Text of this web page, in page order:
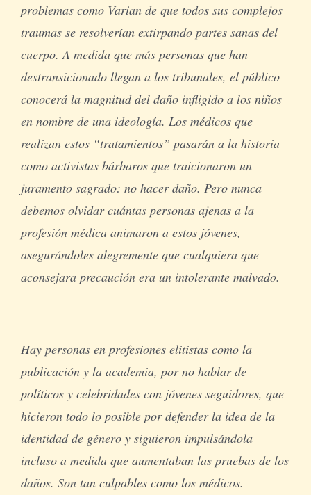
problemas como Varian de que todos sus complejos
traumas se resolverían extirpando partes sanas del
cuerpo. A medida que más personas que han
destransicionado llegan a los tribunales, el público
conocerá la magnitud del daño infligido a los niños
en nombre de una ideología. Los médicos que
realizan estos “tratamientos” pasarán a la historia
como activistas bárbaros que traicionaron un
juramento sagrado: no hacer daño. Pero nunca
debemos olvidar cuántas personas ajenas a la
profesión médica animaron a estos jóvenes,
asegurándoles alegremente que cualquiera que
aconsejara precaución era un intolerante malvado.
Hay personas en profesiones elitistas como la
publicación y la academia, por no hablar de
políticos y celebridades con jóvenes seguidores, que
hicieron todo lo posible por defender la idea de la
identidad de género y siguieron impulsándola
incluso a medida que aumentaban las pruebas de los
daños. Son tan culpables como los médicos.